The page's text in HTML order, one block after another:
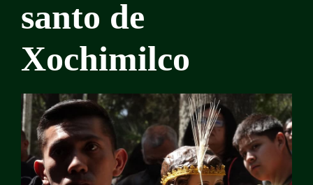
santo de
Xochimilco